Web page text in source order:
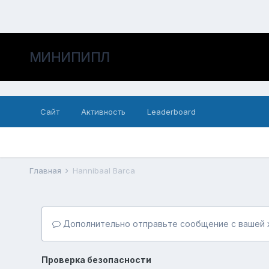
МИНИПИПЛ
Сайт Активность Leaderboard
Главная Hannibaal Barca
Дополнительно отправьте сообщение с вашей
Проверка безопасности